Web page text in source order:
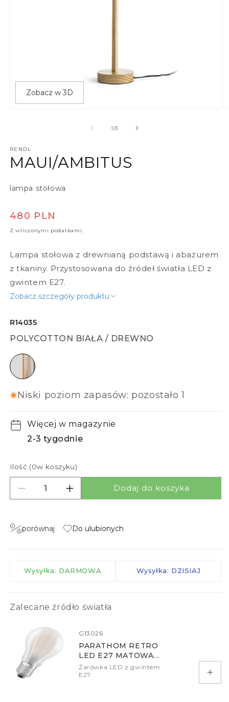
Zobacz w 3D
1/z3
RENDL
MAUI/AMBITUS
lampa stołowa
Cena regularna
480 PLN
Z wliczonymi podatkami.
Lampa stołowa z drewnianą podstawą i abażurem
z tkaniny. Przystosowana do źródeł światła LED z
gwintem E27.
Zobacz szczegóły produktu
R14035
POLYCOTTON BIAŁA / DREWNO
Polycotton biała / drewno
Niski poziom zapasów: pozostało 1
Więcej w magazynie
2-3 tygodnie
Ilość (0w koszyku)
Zmniejsz ilość dla MAUI/AMBITUS
Zwiększ ilość dla MAUI/AMBITUS
Dodaj do koszyka
porównaj Do ulubionych
Wysyłka: DARMOWA Wysyłka: DZISIAJ
Zalecane źródło światła
G13026
PARATHOM RETRO
LED E27 MATOWA
2700K DIMM
Żarówka LED z gwintem
E27.